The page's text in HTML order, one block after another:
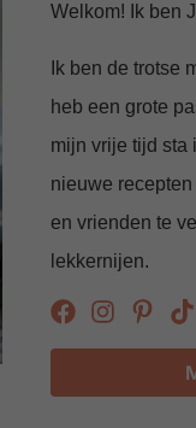
Welkom! Ik ben
Ik ben de trotse
heb een grote
mijn vrije tijd sta
nieuwe
en vrienden te
lekkernijen.